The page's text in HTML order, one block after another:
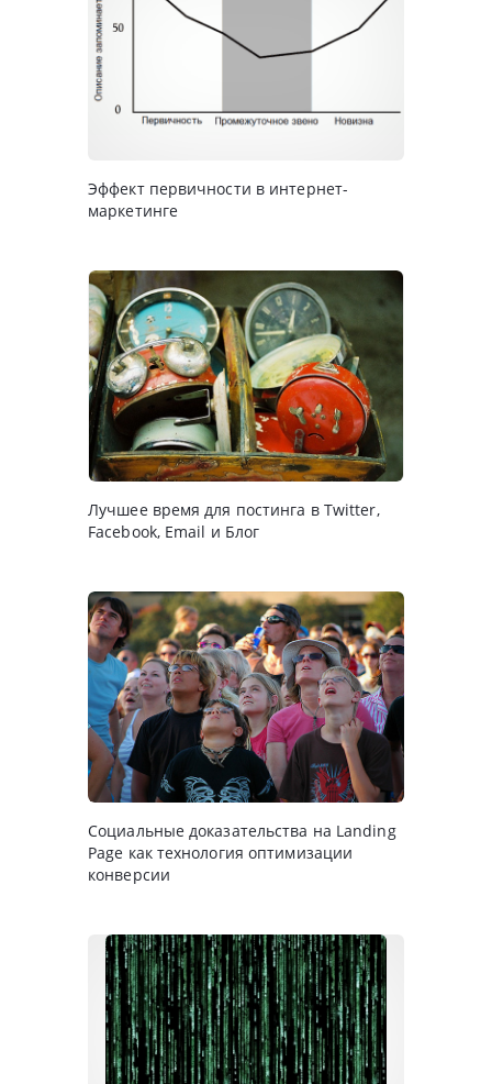
Эффект первичности в интернет-
маркетинге
Лучшее время для постинга в Twitter,
Facebook, Email и Блог
Социальные доказательства на Landing
Page как технология оптимизации
конверсии